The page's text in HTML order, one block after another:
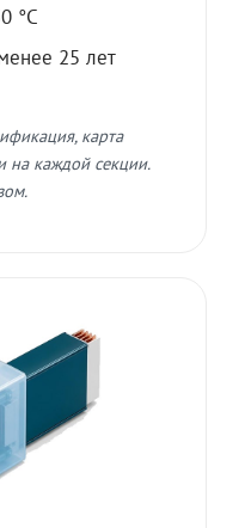
°C
25 лет
карта
на каждой секции.